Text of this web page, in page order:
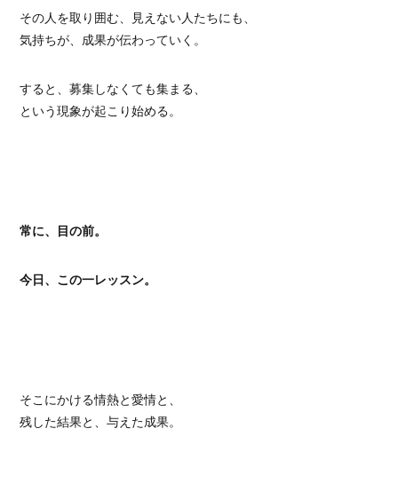
その人を取り囲む、見えない人たちにも、
気持ちが、成果が伝わっていく。
すると、募集しなくても集まる、
という現象が起こり始める。
常に、目の前。
今日、この一レッスン。
そこにかける情熱と愛情と、
残した結果と、与えた成果。